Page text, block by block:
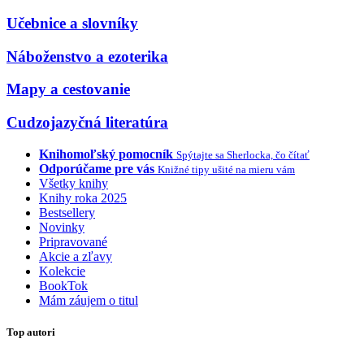
Učebnice a slovníky
Náboženstvo a ezoterika
Mapy a cestovanie
Cudzojazyčná literatúra
Knihomoľský pomocník Spýtajte sa Sherlocka, čo čítať
Odporúčame pre vás Knižné tipy ušité na mieru vám
Všetky knihy
Knihy roka 2025
Bestsellery
Novinky
Pripravované
Akcie a zľavy
Kolekcie
BookTok
Mám záujem o titul
Top autori